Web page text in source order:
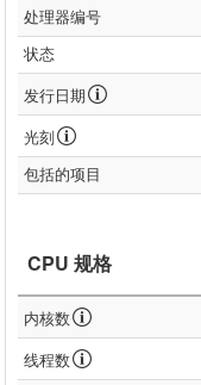
处理器编号
状态
发行日期
光刻
包括的项目
CPU 规格
内核数
线程数